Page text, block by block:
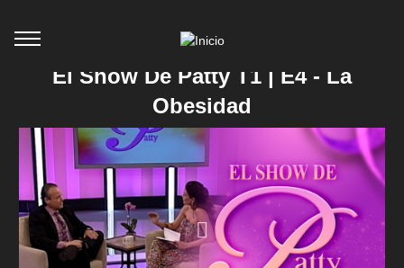
El Show De Patty T1 | E4 - La
Obesidad